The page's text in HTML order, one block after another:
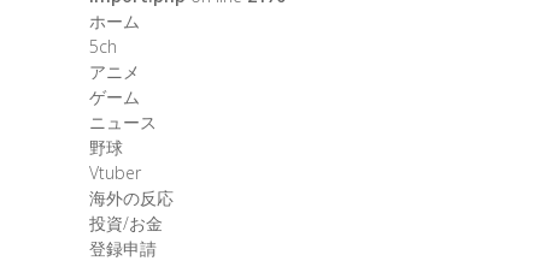
ホーム
5ch
アニメ
ゲーム
ニュース
野球
Vtuber
海外の反応
投資/お金
登録申請